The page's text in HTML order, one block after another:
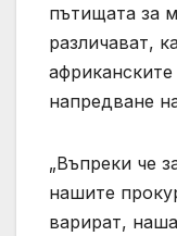
пътищата за
различават,
напредване
„Въпреки че
нашите
варират,